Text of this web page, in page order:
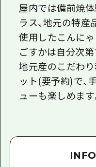
屋内では備前焼
ラス、地元の特
使用したこんに
ごすかは自分次第
地元産のこだわ
ット(要予約)で、
ューも楽しめます